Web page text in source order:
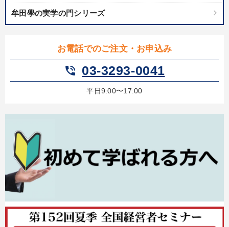
牟田學の実学の門シリーズ
お電話でのご注文・お申込み
phone_in_talk 03-3293-0041
平日9:00〜17:00